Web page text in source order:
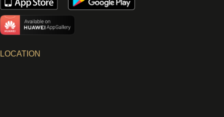
LOCATION